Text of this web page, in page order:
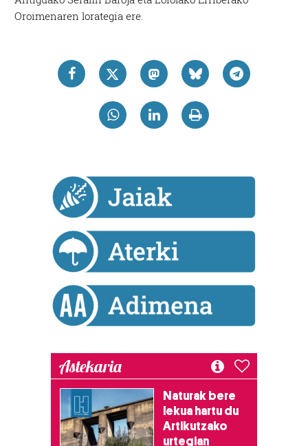
Oroimenaren lorategia ere.
Astekaria
Naturak bere
lekua hartu du
Artikutzako
urtegian